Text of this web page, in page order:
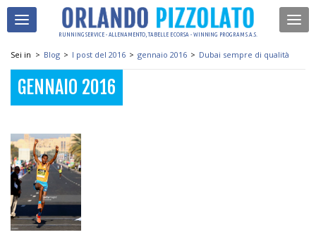
RUNNING SERVICE - ALLENAMENTO, TABELLE E CORSA - WINNING PROGRAM S.A.S.
Sei in > Blog > I post del 2016 > gennaio 2016 > Dubai sempre di qualità
GENNAIO 2016